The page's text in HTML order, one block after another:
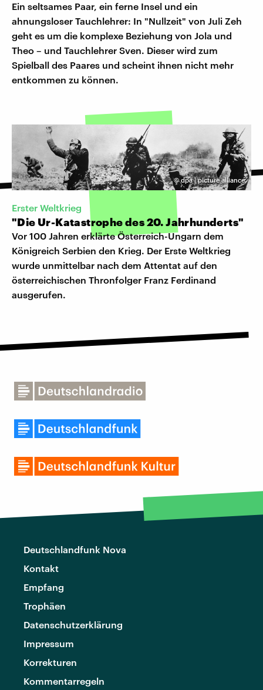
Ein seltsames Paar, ein ferne Insel und ein
ahnungsloser Tauchlehrer: In "Nullzeit" von Juli Zeh
geht es um die komplexe Beziehung von Jola und
Theo – und Tauchlehrer Sven. Dieser wird zum
Spielball des Paares und scheint ihnen nicht mehr
entkommen zu können.
©dpa | picture alliance
Erster Weltkrieg
"Die Ur-Katastrophe des 20. Jahrhunderts"
Vor 100 Jahren erklärte Österreich-Ungarn dem
Königreich Serbien den Krieg. Der Erste Weltkrieg
wurde unmittelbar nach dem Attentat auf den
österreichischen Thronfolger Franz Ferdinand
ausgerufen.
Deutschlandfunk Nova
Kontakt
Empfang
Trophäen
Datenschutzerklärung
Impressum
Korrekturen
Kommentarregeln